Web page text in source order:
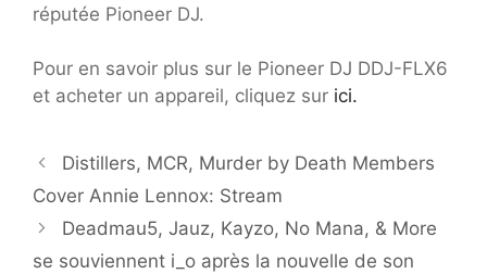
réputée Pioneer DJ.
Pour en savoir plus sur le Pioneer DJ DDJ-FLX6
et acheter un appareil, cliquez sur ici.
Distillers, MCR, Murder by Death Members
Cover Annie Lennox: Stream
Deadmau5, Jauz, Kayzo, No Mana, & More
se souviennent i_o après la nouvelle de son